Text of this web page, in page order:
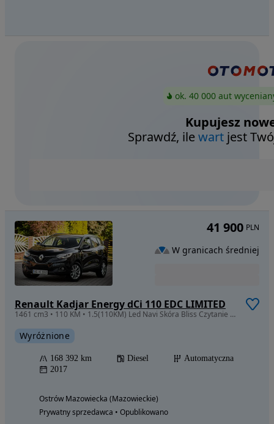
ok. 40 000 aut
Kupujesz
Sprawdź, ilewart jest
Renault Kadjar Energy dCi 110 EDC LIMITED
1461 cm3 • 110 KM • 1.5(110KM) Led Navi Skóra Bliss Czytanie Znaków Automat Idealny Stan!
Wyróżnione
168 392 km Diesel
Automatyczna
2017
Ostrów Mazowiecka (Mazowieckie)
Prywatny sprzedawca • Opublikowano
41 900 PLN
W granicach średniej